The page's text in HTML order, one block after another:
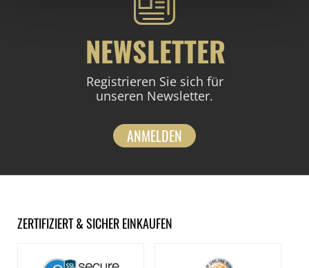
NEWSLETTER
Registrieren Sie sich für
unseren Newsletter.
ANMELDEN
ZERTIFIZIERT & SICHER EINKAUFEN